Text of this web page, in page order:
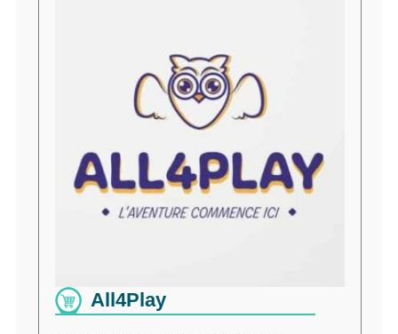
All4Play